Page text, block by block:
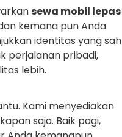
sewa mobil lepas
kemana pun Anda
identitas yang sah
perjalanan pribadi,
lebih.
Kami menyediakan
saja. Baik pagi,